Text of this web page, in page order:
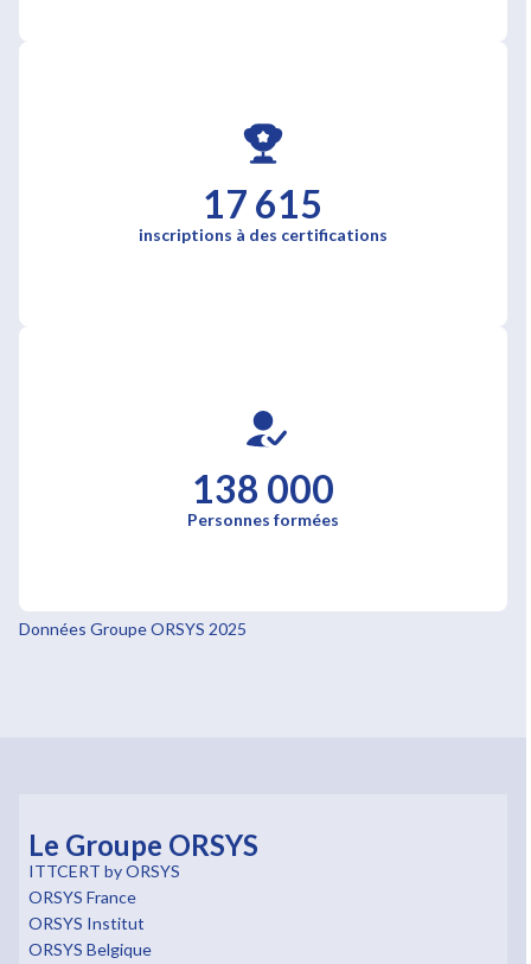
17 615
inscriptions à des certifications
138 000
Personnes formées
Données Groupe ORSYS 2025
Le Groupe ORSYS
ITTCERT by ORSYS
ORSYS France
ORSYS Institut
ORSYS Belgique